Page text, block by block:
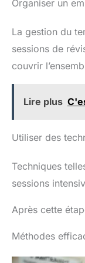
Organiser un
La gestion du
sessions de
couvrir
Lire plus
Utiliser des
Techniques
sessions
Après cette
Méthodes